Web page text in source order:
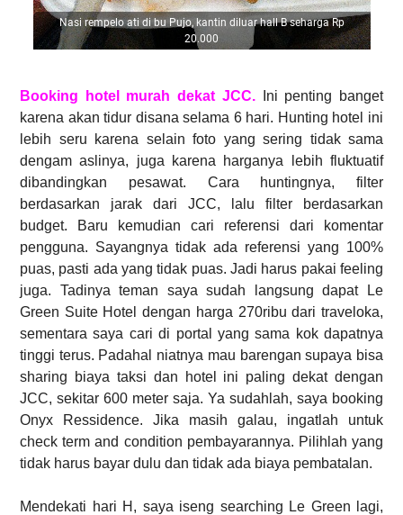
Nasi rempelo ati di bu Pujo, kantin diluar hall B seharga Rp
20.000
Booking hotel murah dekat JCC.Ini penting banget
karena akan tidur disana selama 6 hari. Hunting hotel ini
lebih seru karena selain foto yang sering tidak sama
dengam aslinya, juga karena harganya lebih fluktuatif
dibandingkan pesawat. Cara huntingnya, filter
berdasarkan jarak dari JCC, lalu filter berdasarkan
budget. Baru kemudian cari referensi dari komentar
pengguna. Sayangnya tidak ada referensi yang 100%
puas, pasti ada yang tidak puas. Jadi harus pakai feeling
juga. Tadinya teman saya sudah langsung dapat Le
Green Suite Hotel dengan harga 270ribu dari traveloka,
sementara saya cari di portal yang sama kok dapatnya
tinggi terus. Padahal niatnya mau barengan supaya bisa
sharing biaya taksi dan hotel ini paling dekat dengan
JCC, sekitar 600 meter saja. Ya sudahlah, saya booking
Onyx Ressidence. Jika masih galau, ingatlah untuk
check term and condition pembayarannya. Pilihlah yang
tidak harus bayar dulu dan tidak ada biaya pembatalan.
Mendekati hari H, saya iseng searching Le Green lagi,